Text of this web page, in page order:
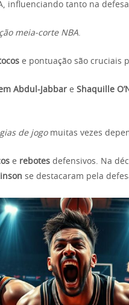
influenciando tanto na
meia-corte NBA.
e pontuação são cruciais
Abdul-Jabbar e Shaquille
de jogomuitas vezes
e rebotes defensivos. Na
se destacaram pela